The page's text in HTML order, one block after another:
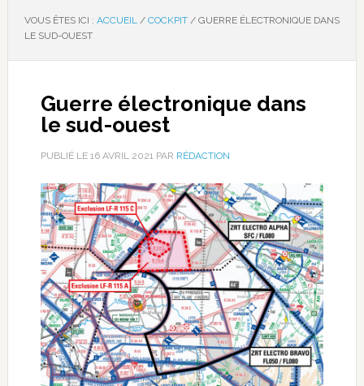
VOUS ÊTES ICI : ACCUEIL / COCKPIT /GUERRE ÉLECTRONIQUE DANS
LE SUD-OUEST
Guerre électronique dans
le sud-ouest
PUBLIÉ LE 16 AVRIL 2021PAR RÉDACTION